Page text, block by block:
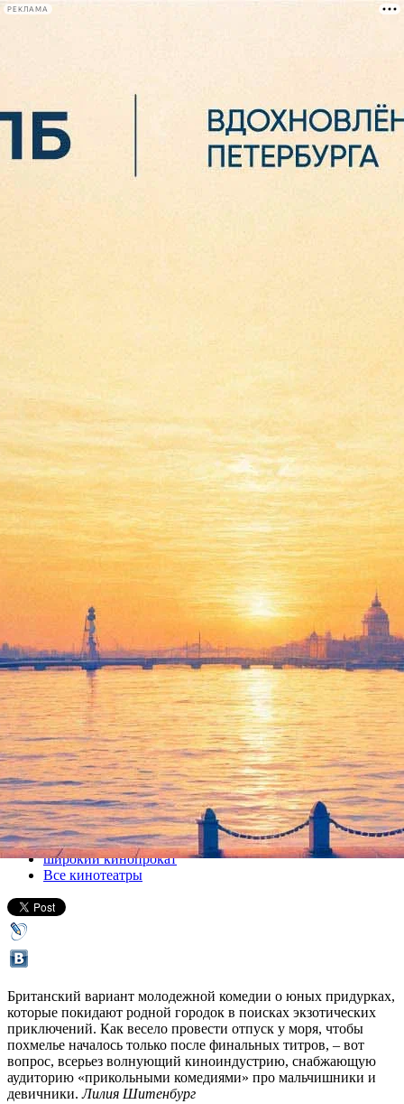
РЕКЛАМА
Сегодня:
Переростки
01 декабря 2011, четверг-14 декабря 2011, среда
Версия для печати
Все кино
широкий кинопрокат
Все кинотеатры
Британский вариант молодежной комедии о юных придурках,
которые покидают родной городок в поисках экзотических
приключений. Как весело провести отпуск у моря, чтобы
похмелье началось только после финальных титров, – вот
вопрос, всерьез волнующий киноиндустрию, снабжающую
аудиторию «прикольными комедиями» про мальчишники и
девичники.Лилия Шитенбург